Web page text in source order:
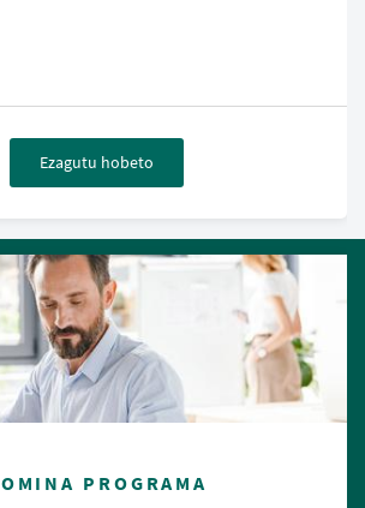
Ezagutu hobeto
PROGRAMA